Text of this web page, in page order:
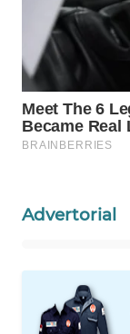
Advertorial
WAHANA
INFRASTRUKTUR
WAHANA
KONSUMEN
WAHANA
TV